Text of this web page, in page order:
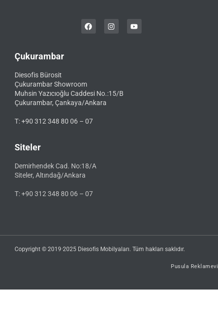
Çukurambar
Diesofis Bürosit
Çukurambar Showroom
Muhsin Yazıcıoğlu Caddesi No.:15/B
Çukurambar, Çankaya/Ankara
T: +90 312 348 80 06 – 07
Siteler
Demirhendek Cad. No:18/A
Siteler, Altındağ/Ankara
T: +90 312 348 80 06 – 07
Copyright © 2019·2025 Diesofis Mobilyaları. Tüm hakları saklıdır.
Pusula Reklamevi